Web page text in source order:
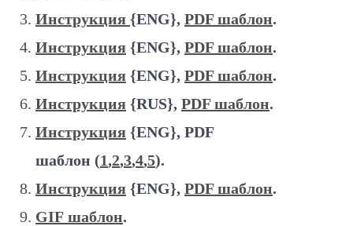
Инструкция {ENG}, PDF шаблон.
Инструкция {ENG}, PDF шаблон.
Инструкция {ENG}, PDF шаблон.
Инструкция {RUS}, PDF шаблон.
Инструкция {ENG}, PDF
шаблон (1,2,3,4,5).
Инструкция {ENG}, PDF шаблон.
GIF шаблон.